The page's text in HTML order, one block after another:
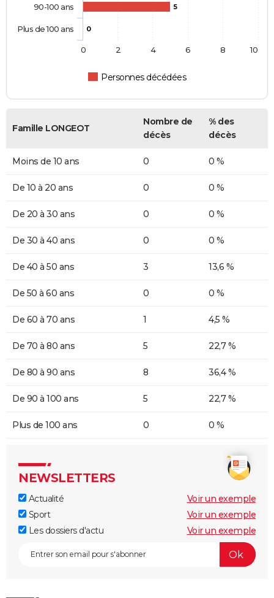
5
0
Personnes décédées
90-100 ans
Plus de 100 ans
0 2 4 6 8 10
Famille LONGEOT
Nombre de
décès
% des
décès
Moins de 10 ans 0 0 %
De 10 à 20 ans 0 0 %
De 20 à 30 ans 0 0 %
De 30 à 40 ans 0 0 %
De 40 à 50 ans 3 13,6 %
De 50 à 60 ans 0 0 %
De 60 à 70 ans 1 4,5 %
De 70 à 80 ans 5 22,7 %
De 80 à 90 ans 8 36,4 %
De 90 à 100 ans 5 22,7 %
Plus de 100 ans 0 0 %
NEWSLETTERS
Actualité
Voir un exemple
Sport
Voir un exemple
Les dossiers d'actu
Voir un exemple